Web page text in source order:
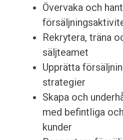
Övervaka och
Rekrytera, träna
säljteamet
Upprätta
strategier
Skapa och
med befintliga
kunder